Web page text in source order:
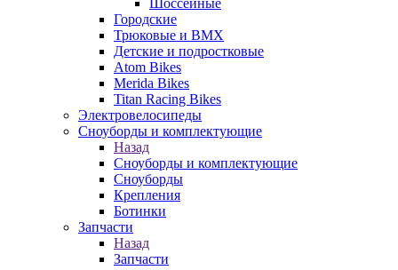
Шоссейные
Городские
Трюковые и BMX
Детские и подростковые
Atom Bikes
Merida Bikes
Titan Racing Bikes
Электровелосипеды
Cноуборды и комплектующие
Назад
Cноуборды и комплектующие
Сноуборды
Крепления
Ботинки
Запчасти
Назад
Запчасти